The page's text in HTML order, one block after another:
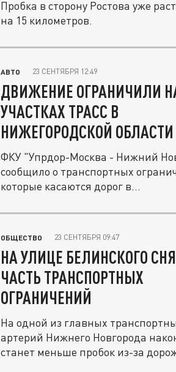
Пробка в сторону Ростова уже
на 15 километров.
АВТО 23 СЕНТЯБРЯ 12:49
ДВИЖЕНИЕ ОГРАНИЧИЛИ
УЧАСТКАХ ТРАСС В
НИЖЕГОРОДСКОЙ ОБЛАСТИ
ФКУ "Упрдор-Москва - Нижний
сообщило о транспортных
которые касаются дорог в...
ОБЩЕСТВО 23 СЕНТЯБРЯ 09:47
НА УЛИЦЕ БЕЛИНСКОГО
ЧАСТЬ ТРАНСПОРТНЫХ
ОГРАНИЧЕНИЙ
На одной из главных
артерий Нижнего Новгорода
станет меньше пробок из-за